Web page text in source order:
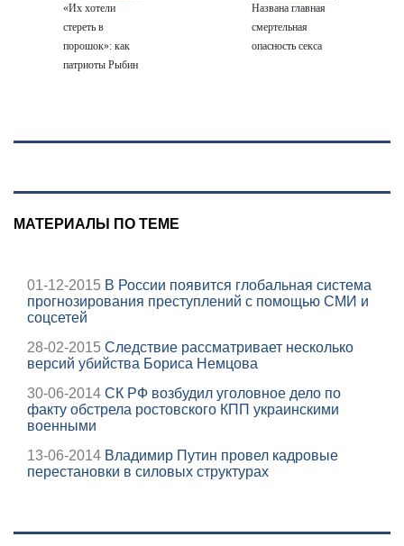
«Их хотели
стереть в
порошок»: как
патриоты Рыбин
бизу»
Названа главная
смертельная
опасность секса
МАТЕРИАЛЫ ПО ТЕМЕ
01-12-2015 В России появится глобальная система
прогнозирования преступлений с помощью СМИ и
соцсетей
28-02-2015 Следствие рассматривает несколько
версий убийства Бориса Немцова
30-06-2014 СК РФ возбудил уголовное дело по
факту обстрела ростовского КПП украинскими
военными
13-06-2014 Владимир Путин провел кадровые
перестановки в силовых структурах